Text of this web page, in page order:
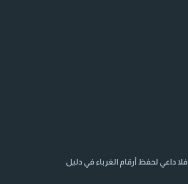
فلا داعي لحفظ أرقام الغرباء في دليل